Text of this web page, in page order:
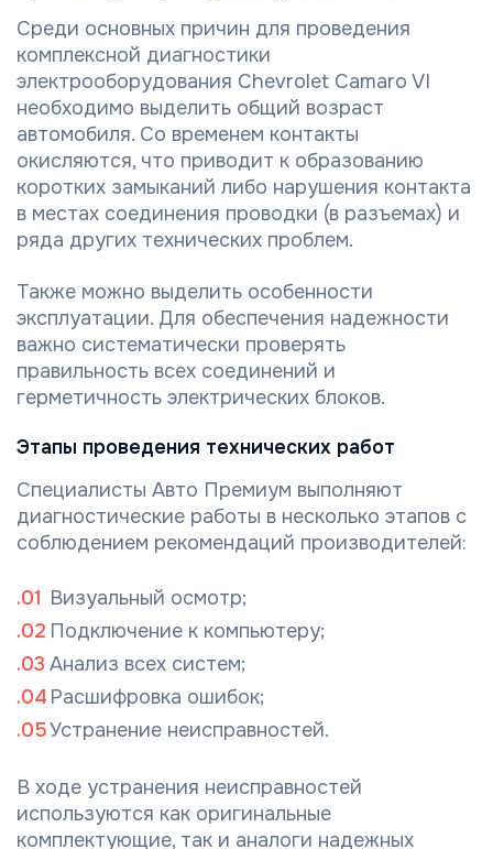
Среди основных причин для проведения
комплексной диагностики
электрооборудования Chevrolet Camaro VI
необходимо выделить общий возраст
автомобиля. Со временем контакты
окисляются, что приводит к образованию
коротких замыканий либо нарушения контакта
в местах соединения проводки (в разъемах) и
ряда других технических проблем.
Также можно выделить особенности
эксплуатации. Для обеспечения надежности
важно систематически проверять
правильность всех соединений и
герметичность электрических блоков.
Этапы проведения технических работ
Специалисты Авто Премиум выполняют
диагностические работы в несколько этапов с
соблюдением рекомендаций производителей:
Визуальный осмотр;
Подключение к компьютеру;
Анализ всех систем;
Расшифровка ошибок;
Устранение неисправностей.
В ходе устранения неисправностей
используются как оригинальные
комплектующие, так и аналоги надежных